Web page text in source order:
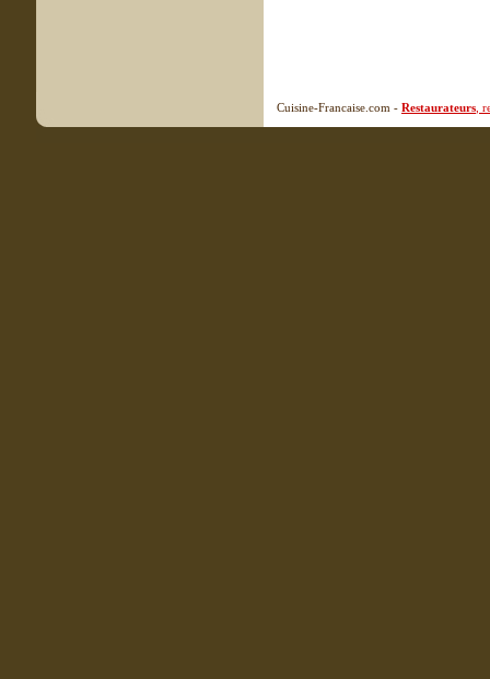
Cuisine-Francaise.com - Restaurateurs ,